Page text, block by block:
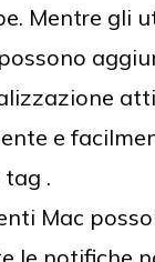
Mentre gli
e
.
Mac